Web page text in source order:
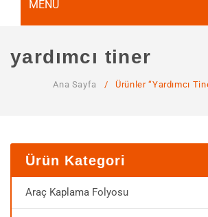
MENU
MAĞAZA
SSS
İLETIŞIM
yardımcı tiner
Ana Sayfa / Ürünler “yardımcı
Ürün Kategori
Araç Kaplama Folyosu